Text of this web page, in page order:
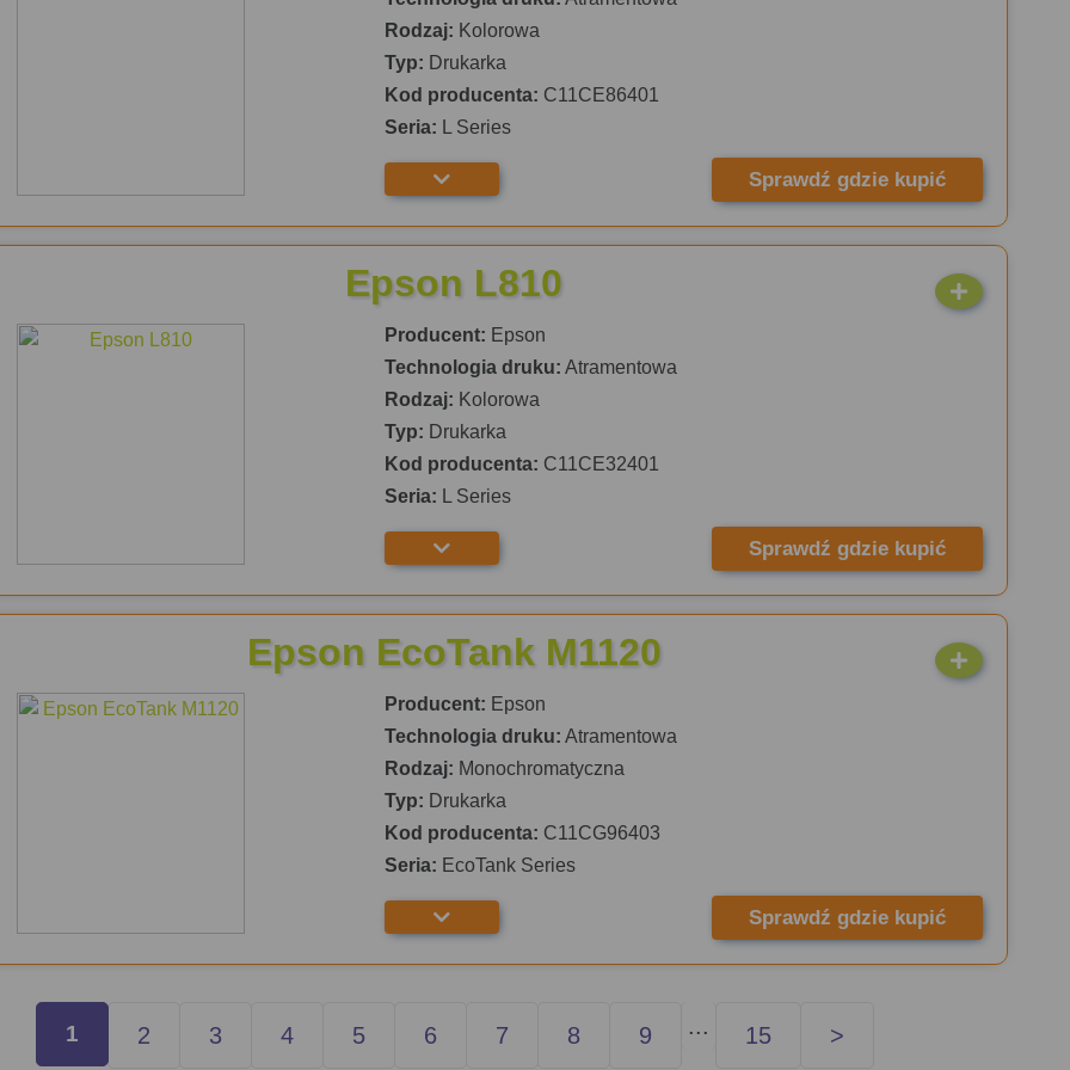
Rodzaj: Kolorowa
Typ: Drukarka
Kod producenta: C11CE86401
Seria: L Series
Sprawdź gdzie kupić
Epson L810
Producent: Epson
Technologia druku: Atramentowa
Rodzaj: Kolorowa
Typ: Drukarka
Kod producenta: C11CE32401
Seria: L Series
Sprawdź gdzie kupić
Epson EcoTank M1120
Producent: Epson
Technologia druku: Atramentowa
Rodzaj: Monochromatyczna
Typ: Drukarka
Kod producenta: C11CG96403
Seria: EcoTank Series
Sprawdź gdzie kupić
1 2 3 4 5 6 7 8 9 ... 15 >